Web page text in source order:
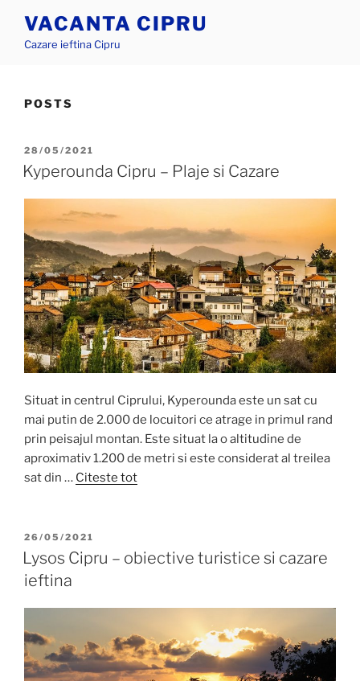
content
VACANTA CIPRU
Cazare ieftina Cipru
POSTS
POSTED
ON
28/05/2021
Kyperounda Cipru – Plaje si Cazare
Situat in centrul Ciprului, Kyperounda este un sat cu
mai putin de 2.000 de locuitori ce atrage in primul rand
prin peisajul montan. Este situat la o altitudine de
aproximativ 1.200 de metri si este considerat al treilea
sat din … Citeste tot
POSTED
ON
26/05/2021
Lysos Cipru – obiective turistice si cazare
ieftina